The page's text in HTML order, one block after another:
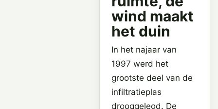
wind maakt
het duin
In het najaar van
1997 werd het
grootste deel van de
infiltratieplas
drooggelegd. De